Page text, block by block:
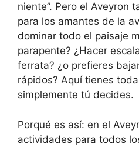
niente”. Pero el Aveyron
para los amantes de la
dominar todo el paisaje
parapente? ¿Hacer
ferrata? ¿o prefieres
rápidos? Aquí tienes
simplemente tú decides.
Porqué es así: en el
actividades para todos